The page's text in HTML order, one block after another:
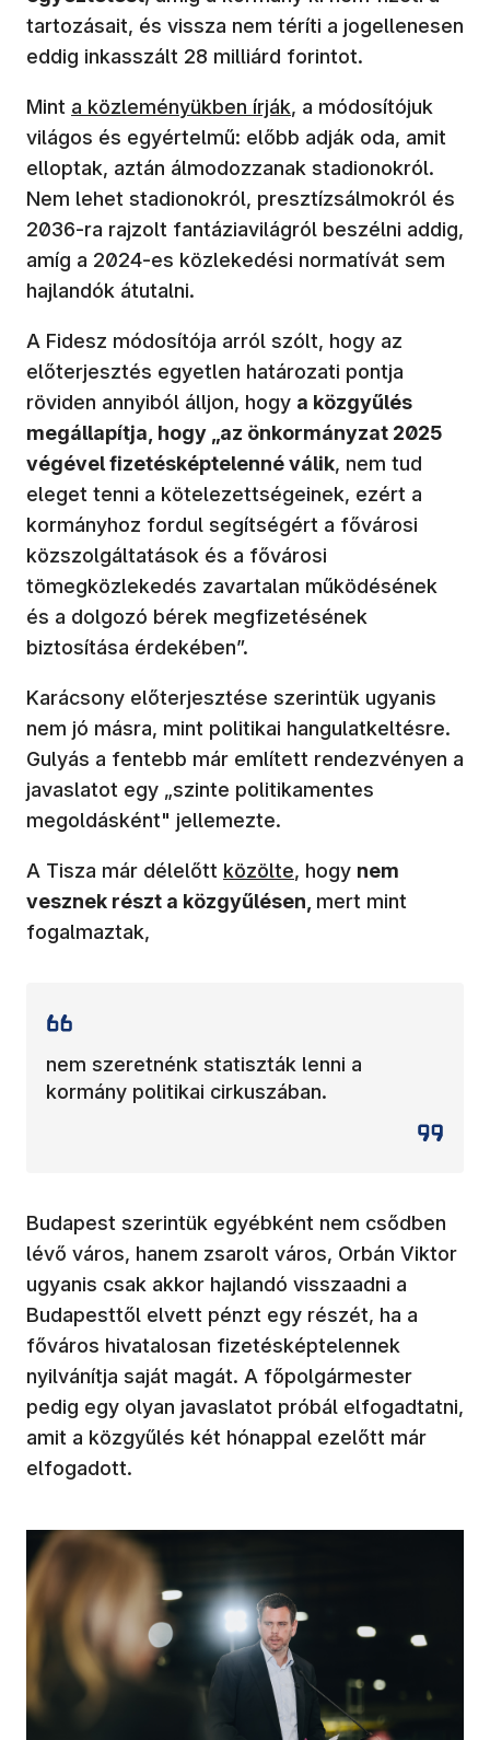
tartozásait, és vissza nem téríti a jogellenesen
eddig inkasszált 28 milliárd forintot.
Mint a közleményükben írják, a módosítójuk
világos és egyértelmű: előbb adják oda, amit
elloptak, aztán álmodozzanak stadionokról.
Nem lehet stadionokról, presztízsálmokról és
2036-ra rajzolt fantáziavilágról beszélni addig,
amíg a 2024-es közlekedési normatívát sem
hajlandók átutalni.
A Fidesz módosítója arról szólt, hogy az
előterjesztés egyetlen határozati pontja
röviden annyiból álljon, hogy a közgyűlés
megállapítja, hogy „az önkormányzat 2025
végével fizetésképtelenné válik, nem tud
eleget tenni a kötelezettségeinek, ezért a
kormányhoz fordul segítségért a fővárosi
közszolgáltatások és a fővárosi
tömegközlekedés zavartalan működésének
és a dolgozó bérek megfizetésének
biztosítása érdekében”.
Karácsony előterjesztése szerintük ugyanis
nem jó másra, mint politikai hangulatkeltésre.
Gulyás a fentebb már említett rendezvényen a
javaslatot egy „szinte politikamentes
megoldásként" jellemezte.
A Tisza már délelőtt közölte, hogy nem
vesznek részt a közgyűlésen, mert mint
fogalmaztak,
nem szeretnénk statiszták lenni a
kormány politikai cirkuszában.
Budapest szerintük egyébként nem csődben
lévő város, hanem zsarolt város, Orbán Viktor
ugyanis csak akkor hajlandó visszaadni a
Budapesttől elvett pénzt egy részét, ha a
főváros hivatalosan fizetésképtelennek
nyilvánítja saját magát. A főpolgármester
pedig egy olyan javaslatot próbál elfogadtatni,
amit a közgyűlés két hónappal ezelőtt már
elfogadott.